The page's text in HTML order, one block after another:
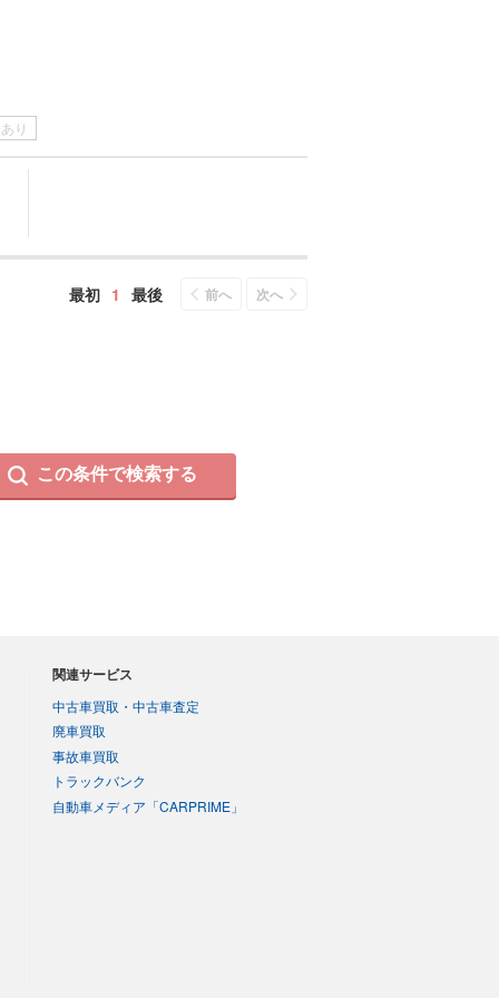
り
最初 1 最後 前へ 次へ
この条件で検索する
関連サービス
中古車買取・中古車査定
廃車買取
事故車買取
トラックバンク
自動車メディア「CARPRIME」